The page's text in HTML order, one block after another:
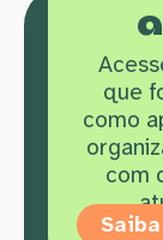
que f
como
com